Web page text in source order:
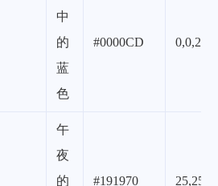
中
的
蓝
色
#0000CD 0,0,205
午
夜
的
#191970